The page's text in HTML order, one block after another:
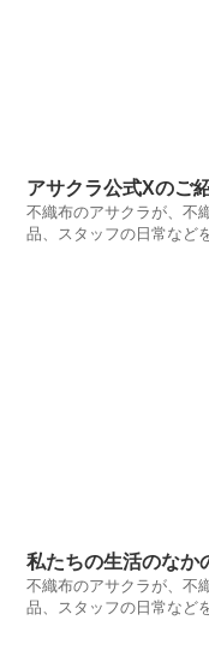
アサクラ公式Xのご
不織布のアサクラが、不
品、スタッフの日常など
私たちの生活のなか
不織布のアサクラが、不
品、スタッフの日常など